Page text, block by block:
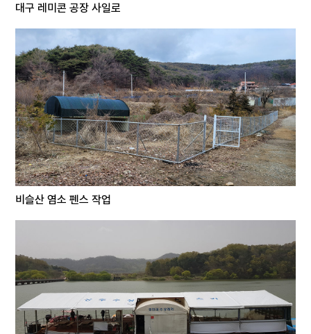
대구 레미콘 공장 사일로
비슬산 염소 펜스 작업